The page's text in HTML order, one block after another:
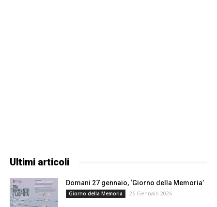
Ultimi articoli
Domani 27 gennaio, ‘Giorno della Memoria’
Giorno della Memoria 26 Gennaio 2026